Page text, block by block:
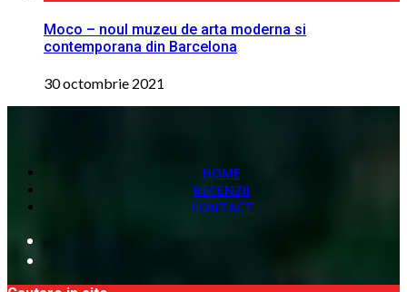
Moco – noul muzeu de arta moderna si
contemporana din Barcelona
30 octombrie 2021
HOME
RECENZII
CONTACT